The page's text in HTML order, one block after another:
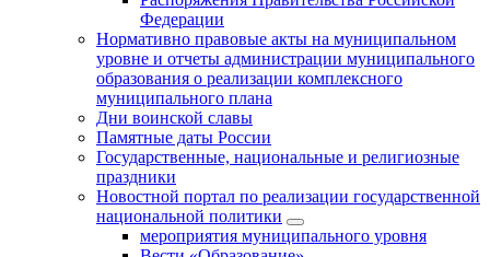
Федерации
Нормативно правовые акты на муниципальном
уровне и отчеты администрации муниципального
образования о реализации комплексного
муниципального плана
Дни воинской славы
Памятные даты России
Государственные, национальные и религиозные
праздники
Новостной портал по реализации государственной
национальной политики
мероприятия муниципального уровня